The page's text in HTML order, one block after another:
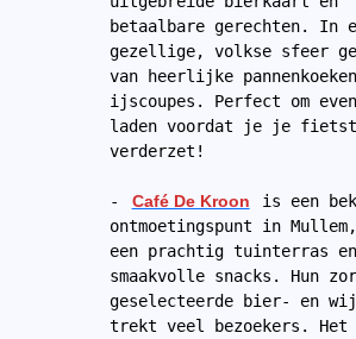
betaalbare gerechten. In
gezellige, volkse sfeer
van heerlijke
ijscoupes. Perfect om
laden voordat je je
verderzet!
- Café De Kroon
is een
ontmoetingspunt in
een prachtig tuinterras en
smaakvolle snacks. Hun
geselecteerde bier- en
trekt veel bezoekers. Het